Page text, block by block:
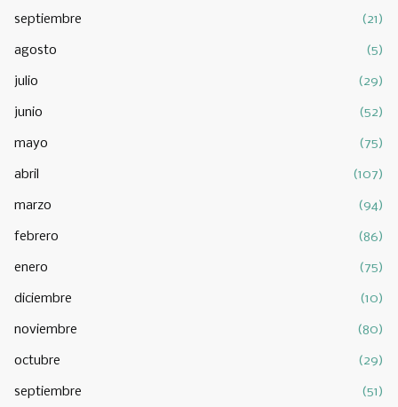
septiembre (21)
agosto (5)
julio (29)
junio (52)
mayo (75)
abril (107)
marzo (94)
febrero (86)
enero (75)
diciembre (10)
noviembre (80)
octubre (29)
septiembre (51)